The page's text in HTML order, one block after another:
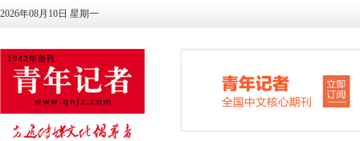
2026年08月10日 星期一